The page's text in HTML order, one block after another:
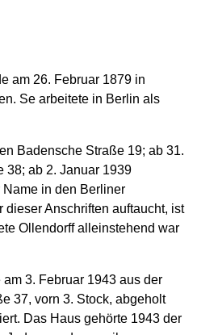
am 26. Februar 1879 in
Se arbeitete in Berlin als
Badensche Straße 19; ab 31.
38; ab 2. Januar 1939
in den Berliner
Anschriften auftaucht, ist
Ollendorff alleinstehend war
3. Februar 1943 aus der
37, vorn 3. Stock, abgeholt
Das Haus gehörte 1943 der